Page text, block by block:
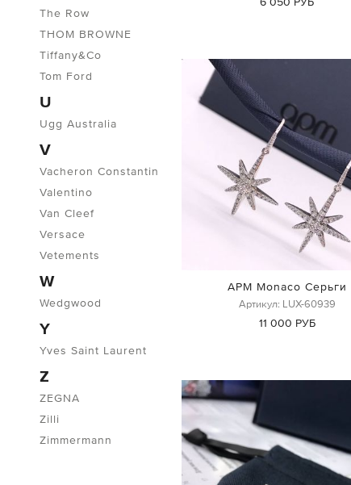
The Row
THOM BROWNE
Tiffany&Co
Tom Ford
U
Ugg Australia
V
Vacheron Constantin
Valentino
Van Cleef
Versace
Vetements
W
Wedgwood
Y
Yves Saint Laurent
Z
ZEGNA
Zilli
Zimmermann
APM Monaco Серьги
Артикул: LUX-60939
11 000 РУБ